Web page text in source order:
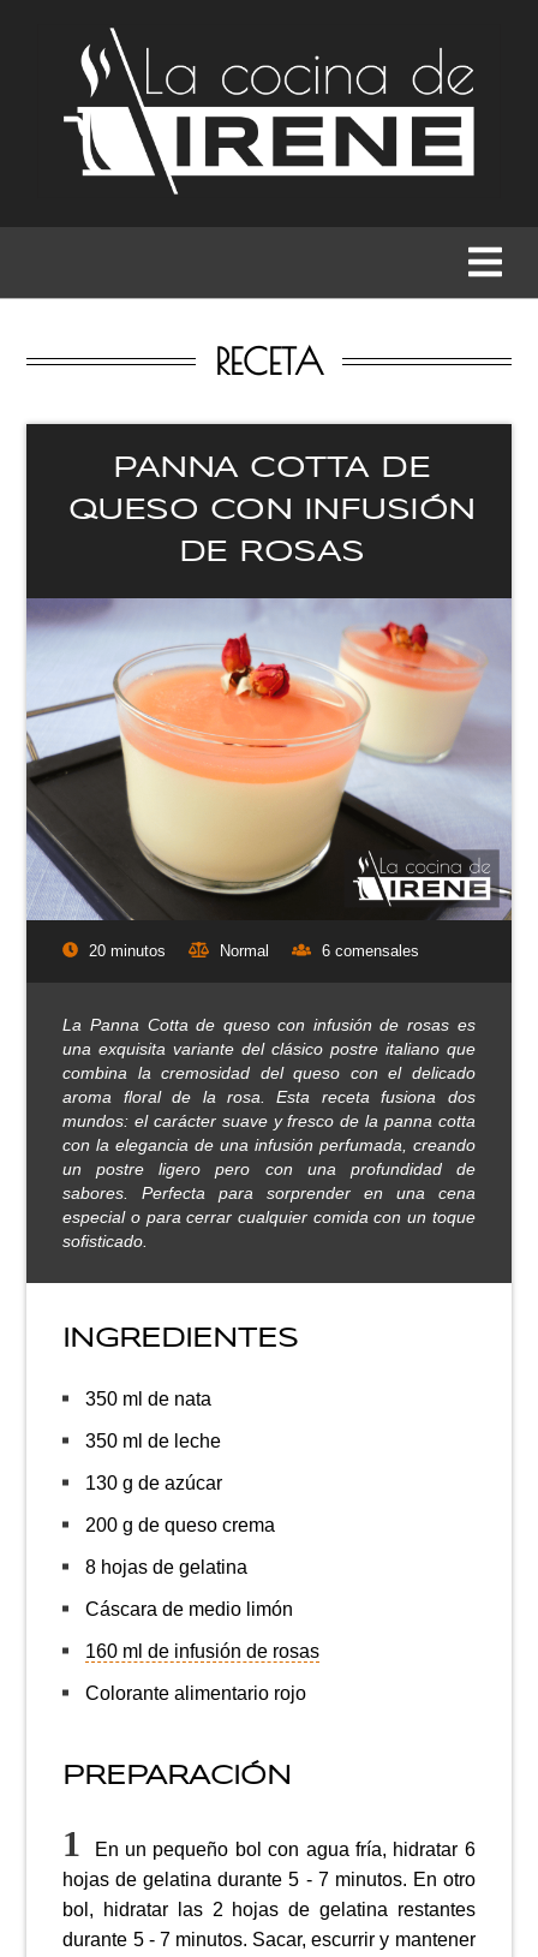
RECETA
PANNA COTTA DE
QUESO CON INFUSIÓN
DE ROSAS
20 minutos Normal 6 comensales
La Panna Cotta de queso con infusión de rosas es
una exquisita variante del clásico postre italiano que
combina la cremosidad del queso con el delicado
aroma floral de la rosa. Esta receta fusiona dos
mundos: el carácter suave y fresco de la panna cotta
con la elegancia de una infusión perfumada, creando
un postre ligero pero con una profundidad de
sabores. Perfecta para sorprender en una cena
especial o para cerrar cualquier comida con un toque
sofisticado.
INGREDIENTES
350 ml de nata
350 ml de leche
130 g de azúcar
200 g de queso crema
8 hojas de gelatina
Cáscara de medio limón
160 ml de infusión de rosas
Colorante alimentario rojo
PREPARACIÓN
En un pequeño bol con agua fría, hidratar 6
hojas de gelatina durante 5 - 7 minutos. En otro
bol, hidratar las 2 hojas de gelatina restantes
durante 5 - 7 minutos. Sacar, escurrir y mantener